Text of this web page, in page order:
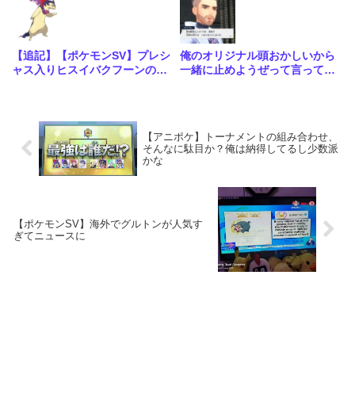
【追記】【ポケモンSV】プレシ
ャス入りヒスイバクフーンの配
俺のオリジナル頭おかしいから
一緒に止めようぜって言ってく
【アニポケ】トーナメントの組み合わせ、
そんなに駄目か？俺は納得してるし少数派
かな
【ポケモンSV】海外でグルトンが人気す
ぎてニュースに